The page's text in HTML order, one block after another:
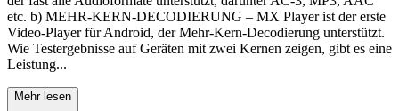
etc. b) MEHR-KERN-DECODIERUNG – MX Player ist der erste
Video-Player für Android, der Mehr-Kern-Decodierung unterstützt.
Wie Testergebnisse auf Geräten mit zwei Kernen zeigen, gibt es eine
Leistung...
Mehr lesen